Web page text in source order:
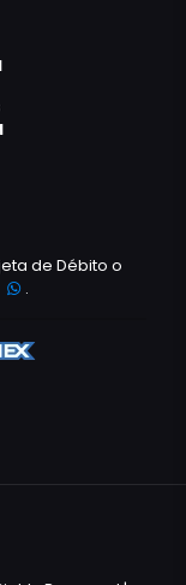
de Débito o
.